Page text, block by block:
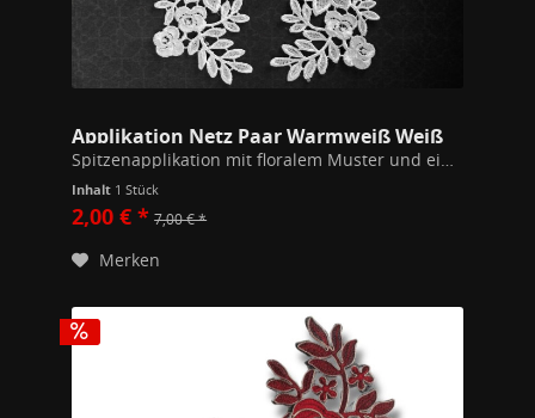
Applikation Netz Paar Warmweiß Weiß
Inhalt 1 Stück
2,00 € * 7,00 € *
Merken